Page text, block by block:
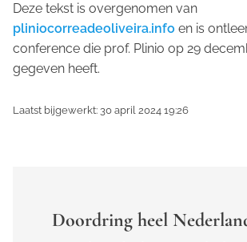
Deze tekst is overgenomen van
pliniocorreadeoliveira.info en is
conference die prof. Plinio op 29
gegeven heeft.
Laatst bijgewerkt: 30 april 2024 19:26
Doordring heel